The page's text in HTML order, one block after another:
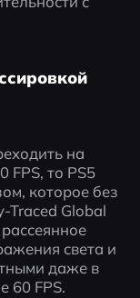
на
FPS, то PS5
которое без
Traced Global
света и
даже в
60 FPS.